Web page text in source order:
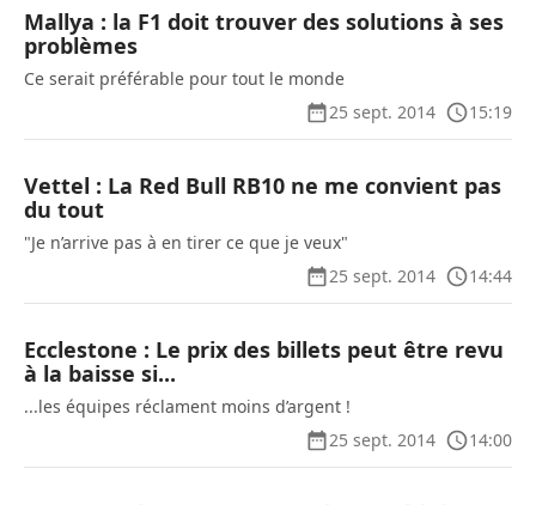
Mallya : la F1 doit trouver des solutions à ses
problèmes
Ce serait préférable pour tout le monde
25 sept. 2014
15:19
Vettel : La Red Bull RB10 ne me convient pas
du tout
"Je n’arrive pas à en tirer ce que je veux"
25 sept. 2014
14:44
Ecclestone : Le prix des billets peut être revu
à la baisse si...
...les équipes réclament moins d’argent !
25 sept. 2014
14:00